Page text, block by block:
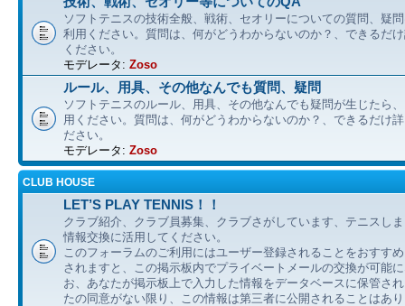
ソフトテニスの技術全般、戦術、セオリーについての質問、疑
利用ください。質問は、何がどうわからないのか？、できるだ
ください。
モデレータ: Zoso
ルール、用具、その他なんでも質問、疑問
ソフトテニスのルール、用具、その他なんでも疑問が生じたら
用ください。質問は、何がどうわからないのか？、できるだけ
ださい。
モデレータ: Zoso
CLUB HOUSE
LET’S PLAY TENNIS！！
クラブ紹介、クラブ員募集、クラブさがしています、テニスし
情報交換に活用してください。
このフォーラムのご利用にはユーザー登録されることをおすす
されますと、この掲示板内でプライベートメールの交換が可能
お、あなたが掲示板上で入力した情報をデータベースに保管さ
たの同意がない限り、この情報は第三者に公開されることはあ